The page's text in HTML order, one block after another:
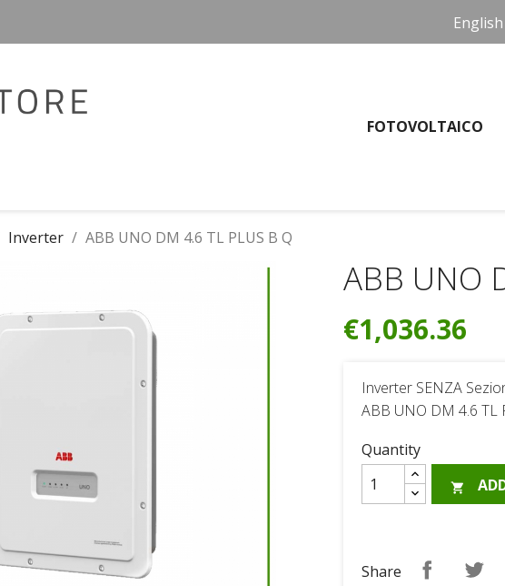
English
FOTOVOLTAICO
Inverter ABB UNO DM 4.6 TL PLUS B Q
ABB UNO
€1,036.36
Inverter SENZA
ABB UNO DM 4.6 TL
Quantity

Share